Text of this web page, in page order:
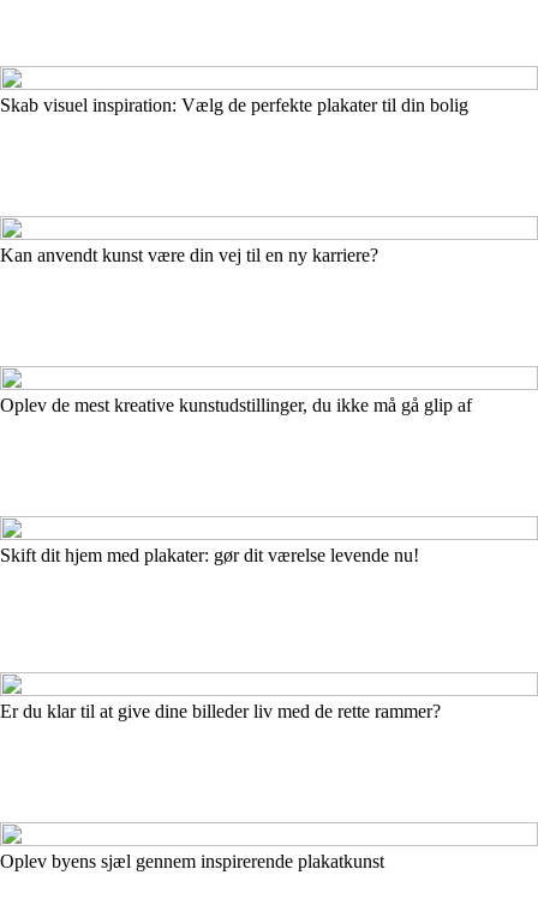
Skab visuel inspiration: Vælg de perfekte plakater til din bolig
Kan anvendt kunst være din vej til en ny karriere?
Oplev de mest kreative kunstudstillinger, du ikke må gå glip af
Skift dit hjem med plakater: gør dit værelse levende nu!
Er du klar til at give dine billeder liv med de rette rammer?
Oplev byens sjæl gennem inspirerende plakatkunst